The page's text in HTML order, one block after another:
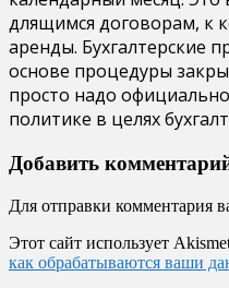
длящимся договорам, к
аренды. Бухгалтерские
основе процедуры
просто надо
политике в целях
Добавить
Для отправки комментария
Этот сайт использует
как обрабатываются ваши